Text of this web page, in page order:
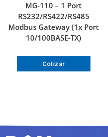
MG-110 – 1 Port
RS232/RS422/RS485
Modbus Gateway (1x Port
10/100BASE-TX)
Cotizar